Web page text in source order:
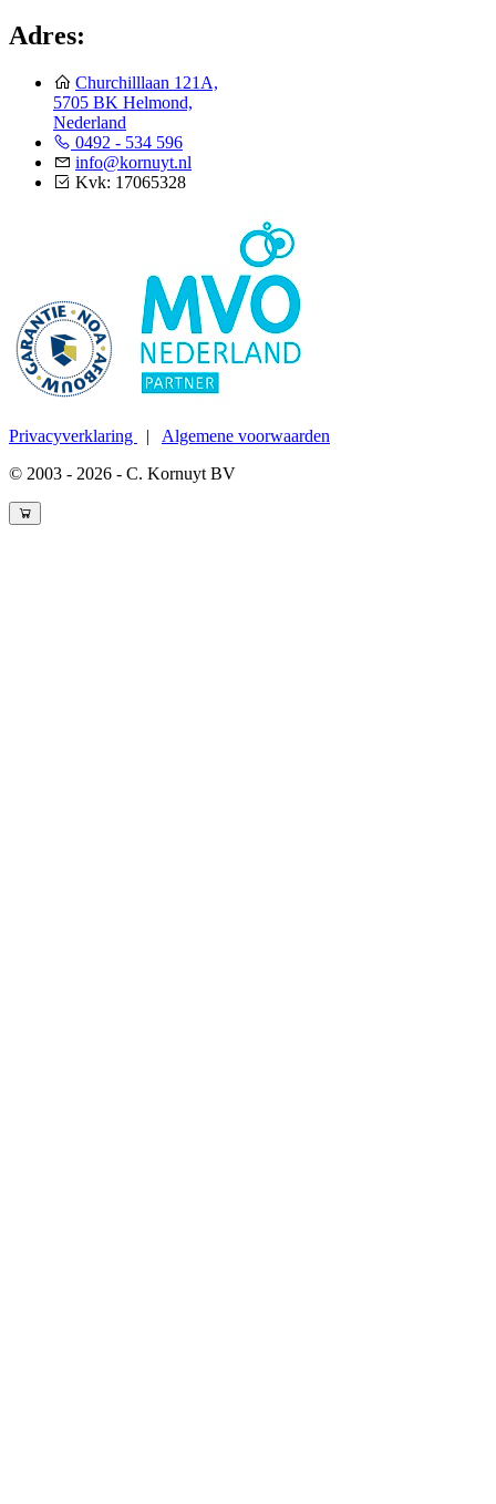
Adres:
Churchilllaan 121A,
5705 BK Helmond,
Nederland
0492 - 534 596
info@kornuyt.nl
Kvk: 17065328
Privacyverklaring | Algemene voorwaarden
© 2003 - 2026 - C. Kornuyt BV